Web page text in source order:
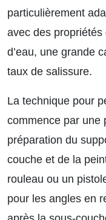
particulièrement
avec des propriétés
d’eau, une grande
taux de salissure.
La technique pour
commence par une
préparation du
couche et de la
rouleau ou un
pour les angles en